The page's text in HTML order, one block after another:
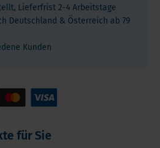
Lieferfrist 2-4 Arbeitstage
Deutschland & Österreich ab 79
Kunden
für Sie